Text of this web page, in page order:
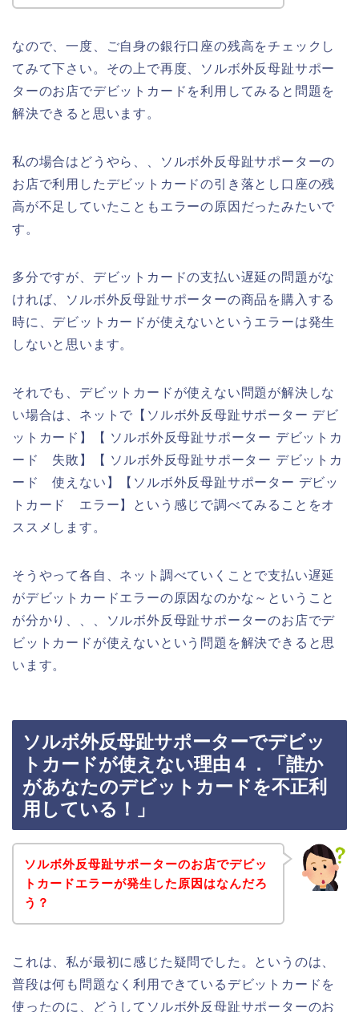
なので、一度、ご自身の銀行口座の残高をチェックし
てみて下さい。その上で再度、ソルボ外反母趾サポー
ターのお店でデビットカードを利用してみると問題を
解決できると思います。
私の場合はどうやら、、ソルボ外反母趾サポーターの
お店で利用したデビットカードの引き落とし口座の残
高が不足していたこともエラーの原因だったみたいで
す。
多分ですが、デビットカードの支払い遅延の問題がな
ければ、ソルボ外反母趾サポーターの商品を購入する
時に、デビットカードが使えないというエラーは発生
しないと思います。
それでも、デビットカードが使えない問題が解決しな
い場合は、ネットで【ソルボ外反母趾サポーター デビ
ットカード】【 ソルボ外反母趾サポーター デビットカ
ード 失敗】【 ソルボ外反母趾サポーター デビットカ
ード 使えない】【ソルボ外反母趾サポーター デビッ
トカード エラー】という感じで調べてみることをオ
ススメします。
そうやって各自、ネット調べていくことで支払い遅延
がデビットカードエラーの原因なのかな～ということ
が分かり、、、ソルボ外反母趾サポーターのお店でデ
ビットカードが使えないという問題を解決できると思
います。
ソルボ外反母趾サポーターでデビッ
トカードが使えない理由４．「誰か
があなたのデビットカードを不正利
用している！」
ソルボ外反母趾サポーターのお店でデビッ
トカードエラーが発生した原因はなんだろ
う？
これは、私が最初に感じた疑問でした。というのは、
普段は何も問題なく利用できているデビットカードを
使ったのに、どうしてソルボ外反母趾サポーターのお